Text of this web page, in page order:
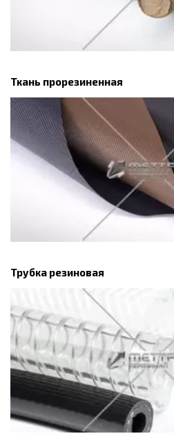
Ткань прорезиненная
Трубка резиновая